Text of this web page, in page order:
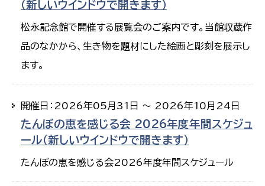
（新しいウインドウで開きます）
松永記念館で開催する展覧会のご案内です。当館収蔵作
品のなかから、生き物を題材にした絵画と彫刻を展示し
ます。
開催日：2026年05月31日 ～ 2026年10月24日
たんぼの恵を感じる会 2026年度年間スケジュ
ール（新しいウインドウで開きます）
たんぼの恵を感じる会2026年度年間スケジュール